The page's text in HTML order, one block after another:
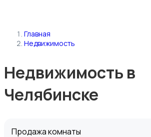
Главная
Недвижимость
Недвижимость в
Челябинске
Продажа комнаты